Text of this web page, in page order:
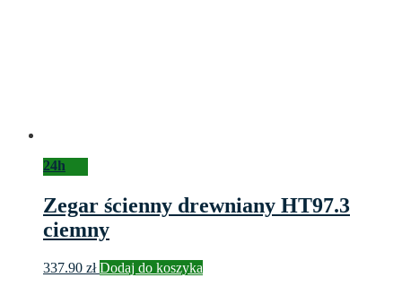
24h
Zegar ścienny drewniany HT97.3
ciemny
337.90 zł Dodaj do koszyka